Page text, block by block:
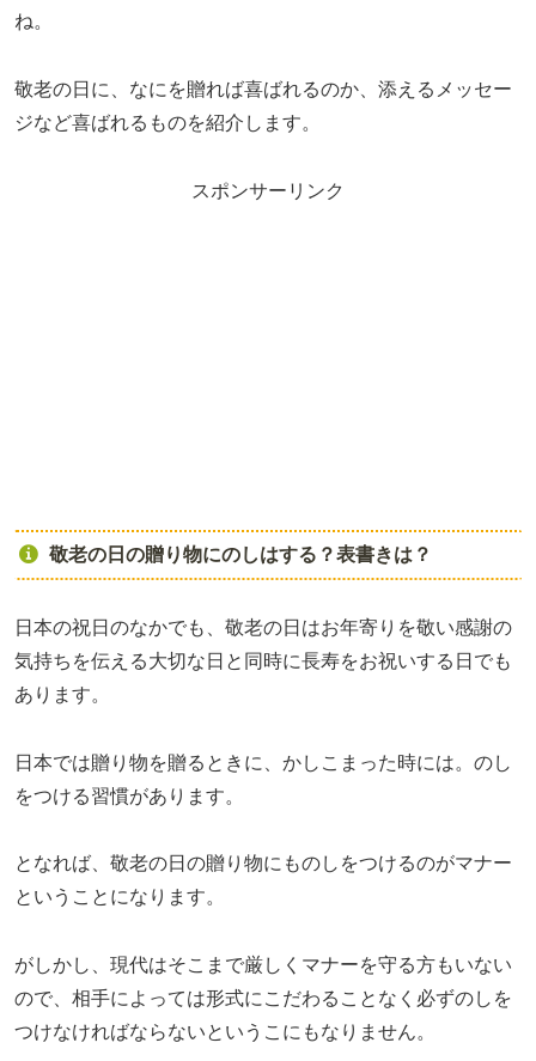
ね。
敬老の日に、なにを贈れば喜ばれるのか、添えるメッセー
ジなど喜ばれるものを紹介します。
スポンサーリンク
敬老の日の贈り物にのしはする？表書きは？
日本の祝日のなかでも、敬老の日はお年寄りを敬い感謝の
気持ちを伝える大切な日と同時に長寿をお祝いする日でも
あります。
日本では贈り物を贈るときに、かしこまった時には。のし
をつける習慣があります。
となれば、敬老の日の贈り物にものしをつけるのがマナー
ということになります。
がしかし、現代はそこまで厳しくマナーを守る方もいない
ので、相手によっては形式にこだわることなく必ずのしを
つけなければならないというこにもなりません。